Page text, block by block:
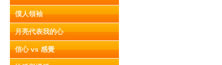
僕人領袖
月亮代表我的心
信心 vs 感覺